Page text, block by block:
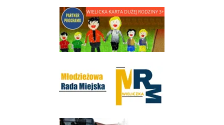
link do strony - Wielicka Karta Dużej Rodziny
link do strony Wielickiej Spółki Transportowej